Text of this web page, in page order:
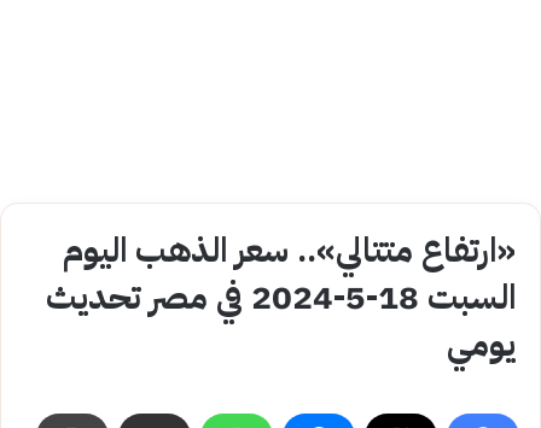
«ارتفاع متتالي».. سعر الذهب اليوم
السبت 18-5-2024 في مصر تحديث
يومي